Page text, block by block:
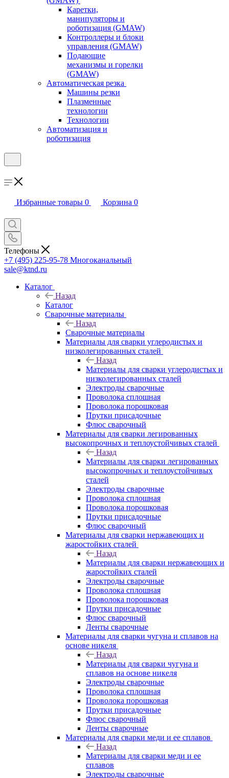
Каретки,
манипуляторы и
роботизация (GMAW)
Контроллеры и блоки
управления (GMAW)
Подающие
механизмы и горелки
(GMAW)
Автоматическая резка
Машины резки
Плазменные
технологии
Технологии
Автоматизация и
роботизация
Избранные товары 0 Корзина 0
Телефоны
+7 (495) 225-95-78 Многоканальный
sale@ktnd.ru
Каталог
Назад
Каталог
Сварочные материалы
Назад
Сварочные материалы
Материалы для сварки углеродистых и
низколегированных сталей
Назад
Материалы для сварки углеродистых и
низколегированных сталей
Электроды сварочные
Проволока сплошная
Проволока порошковая
Прутки присадочные
Флюс сварочный
Материалы для сварки легированных
высокопрочных и теплоустойчивых сталей
Назад
Материалы для сварки легированных
высокопрочных и теплоустойчивых
сталей
Электроды сварочные
Проволока сплошная
Проволока порошковая
Прутки присадочные
Флюс сварочный
Материалы для сварки нержавеющих и
жаростойких сталей
Назад
Материалы для сварки нержавеющих и
жаростойких сталей
Электроды сварочные
Проволока сплошная
Проволока порошковая
Прутки присадочные
Флюс сварочный
Ленты сварочные
Материалы для сварки чугуна и сплавов на
основе никеля
Назад
Материалы для сварки чугуна и
сплавов на основе никеля
Электроды сварочные
Проволока сплошная
Проволока порошковая
Прутки присадочные
Флюс сварочный
Ленты сварочные
Материалы для сварки меди и ее сплавов
Назад
Материалы для сварки меди и ее
сплавов
Электроды сварочные